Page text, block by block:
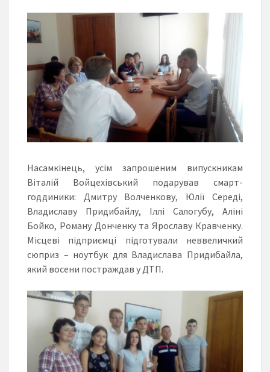
Насамкінець, усім запрошеним випускникам
Віталій Войцехівський подарував смарт-
годдиники: Дмитру Волченкову, Юлії Середі,
Владиславу Придибайлу, Іллі Салогубу, Аліні
Бойко, Роману Донченку та Ярославу Кравченку.
Місцеві підприємці підготували неввеличкий
сюприз – ноутбук для Владислава Придибайла,
який восени постраждав у ДТП.